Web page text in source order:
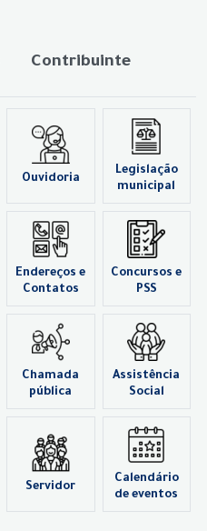
Contribuinte
Ouvidoria
Legislação
municipal
Endereços e
Contatos
Concursos e
PSS
Chamada
pública
Assistência
Social
Servidor
Calendário
de eventos